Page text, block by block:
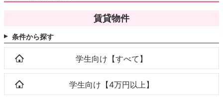
賃貸物件
条件から探す
学生向け【すべて】
学生向け【4万円以上】